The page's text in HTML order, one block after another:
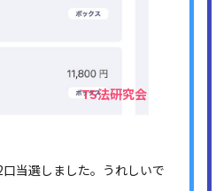
当選しました。うれしいで